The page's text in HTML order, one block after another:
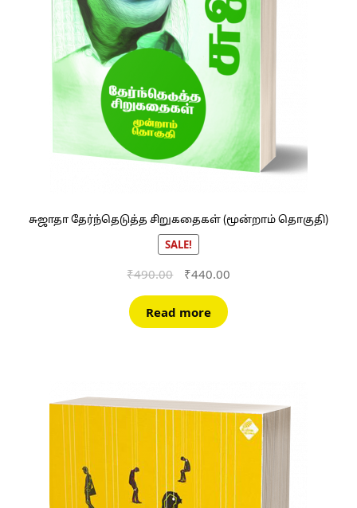
சுஜாதா தேர்ந்தெடுத்த சிறுகதைகள் (மூன்றாம் தொகுதி)
SALE!
₹490.00
Original
was:
₹490.00.
₹440.00Current
Read more